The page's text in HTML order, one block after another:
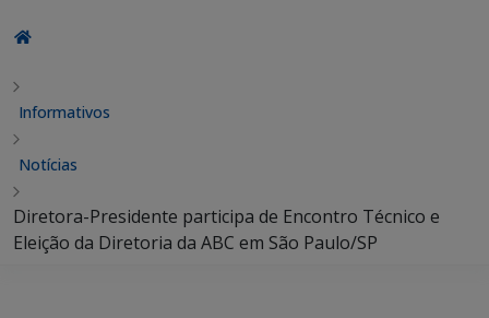
Informativos
Notícias
Diretora-Presidente participa de Encontro Técnico e
Eleição da Diretoria da ABC em São Paulo/SP